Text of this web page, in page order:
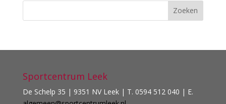
Sportcentrum Leek
De Schelp 35 | 9351 NV Leek | T. 0594 512 040 | E.